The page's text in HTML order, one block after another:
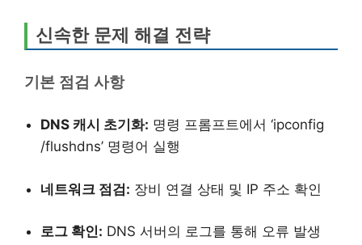
신속한 문제 해결 전략
기본 점검 사항
DNS 캐시 초기화: 명령 프롬프트에서 ‘ipconfig
/flushdns’ 명령어 실행
네트워크 점검: 장비 연결 상태 및 IP 주소 확인
로그 확인: DNS 서버의 로그를 통해 오류 발생